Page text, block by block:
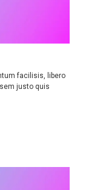
facilisis, libero
justo quis